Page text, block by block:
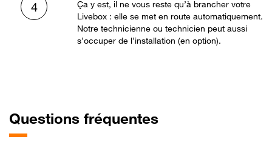
4
Ça y est, il ne vous reste qu’à brancher votre
Livebox : elle se met en route automatiquement.
Notre technicienne ou technicien peut aussi
s’occuper de l’installation (en option).
Questions fréquentes